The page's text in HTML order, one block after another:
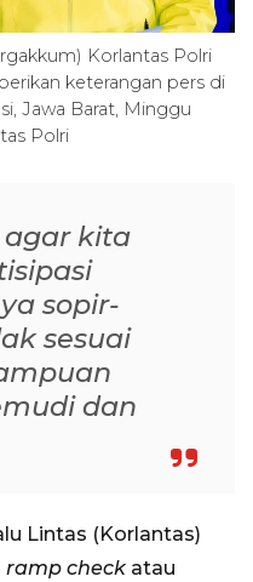
Korlantas Polri
keterangan pers di
Jawa Barat, Minggu
Polri
kita
sopir-
sesuai
dan
Lintas (Korlantas)
ramp check atau